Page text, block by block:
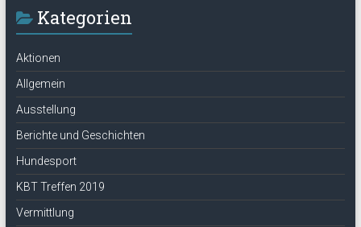
Kategorien
Aktionen
Allgemein
Ausstellung
Berichte und Geschichten
Hundesport
KBT Treffen 2019
Vermittlung